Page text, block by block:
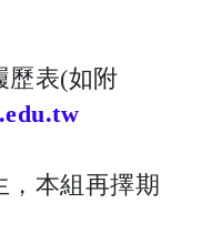
歷表(如附
，本組再擇期